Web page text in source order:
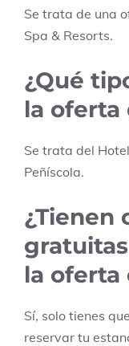
Se trata de una
Spa & Resorts.
¿Qué
la oferta
Se trata del Hotel
Peñíscola.
¿Tienen
la oferta
Sí, solo tienes
reservar tu